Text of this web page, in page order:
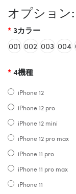
オプション:
3カラー
001 002 003 004
4機種
iPhone 12
iPhone 12 pro
iPhone 12 mini
iPhone 12 pro max
iPhone 11 pro
iPhone 11 pro max
iPhone 11